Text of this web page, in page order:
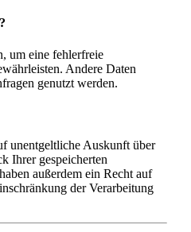
um eine fehlerfreie
Andere Daten
genutzt werden.
unentgeltliche Auskunft über
Ihrer gespeicherten
außerdem ein Recht auf
der Verarbeitung